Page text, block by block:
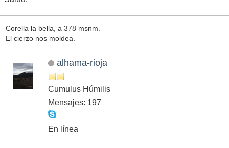
Corella la bella, a 378 msnm.
El cierzo nos moldea.
alhama-rioja
Cumulus Húmilis
Mensajes: 197
En línea